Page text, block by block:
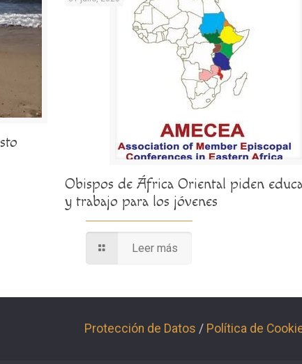
Obispos de África Oriental piden
y trabajo para los jóvenes
Leer más
Protección de Datos / Política de